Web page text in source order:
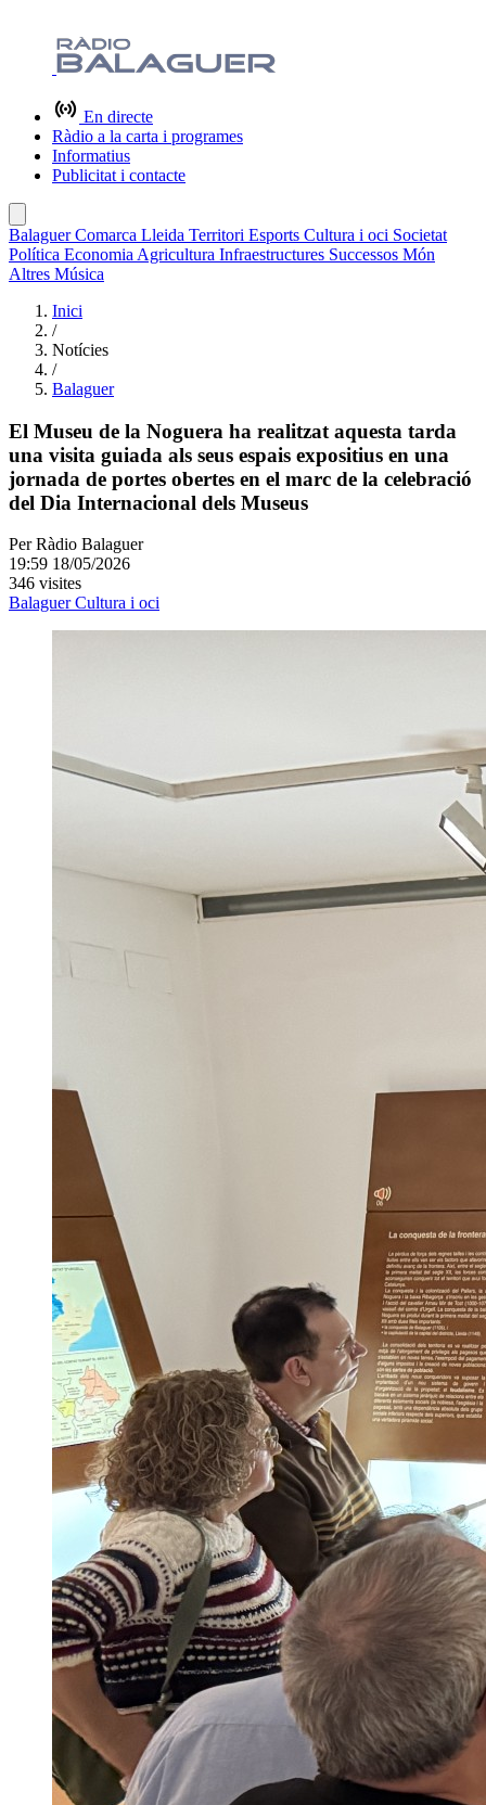
En directe
Ràdio a la carta i programes
Informatius
Publicitat i contacte
BalaguerComarca Lleida Territori Esports Cultura i oci Societat
Política Economia Agricultura Infraestructures Successos Món
Altres Música
Inici
/
Notícies
/
Balaguer
El Museu de la Noguera ha realitzat aquesta tarda
una visita guiada als seus espais expositius en una
jornada de portes obertes en el marc de la celebració
del Dia Internacional dels Museus
Per Ràdio Balaguer
19:59 18/05/2026
346 visites
BalaguerCultura i oci